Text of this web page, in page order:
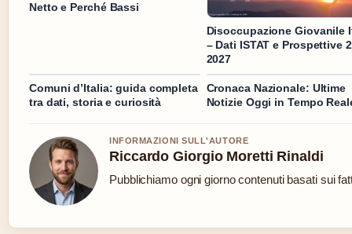
Netto e Perché Bassi
Disoccupazione Giovanile
– Dati ISTAT e Prospettive
2027
Comuni d’Italia: guida completa
tra dati, storia e curiosità
Cronaca Nazionale: Ultime
Notizie Oggi in Tempo
INFORMAZIONI SULL'AUTORE
Riccardo Giorgio Moretti Rinaldi
Pubblichiamo ogni giorno contenuti basati sui